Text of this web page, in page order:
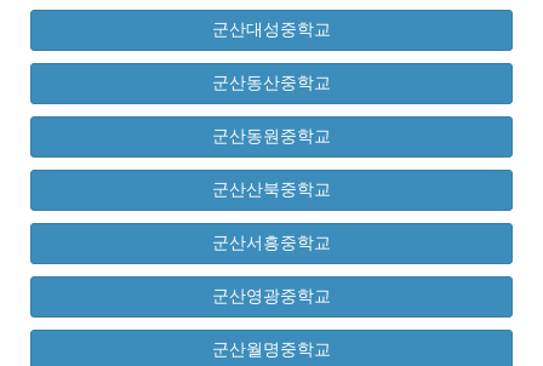
군산대성중학교
군산동산중학교
군산동원중학교
군산산북중학교
군산서흥중학교
군산영광중학교
군산월명중학교